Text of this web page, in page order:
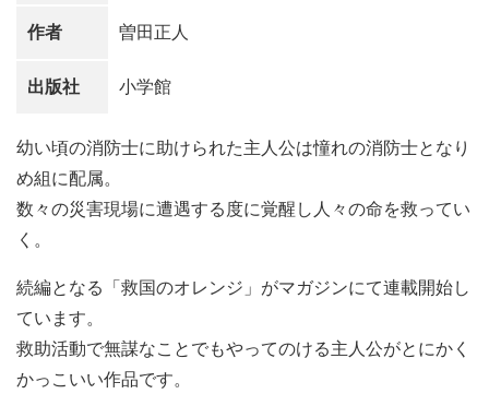
作者 曽田正人
出版社 小学館
幼い頃の消防士に助けられた主人公は憧れの消防士となり
め組に配属。
数々の災害現場に遭遇する度に覚醒し人々の命を救ってい
く。
続編となる「救国のオレンジ」がマガジンにて連載開始し
ています。
救助活動で無謀なことでもやってのける主人公がとにかく
かっこいい作品です。